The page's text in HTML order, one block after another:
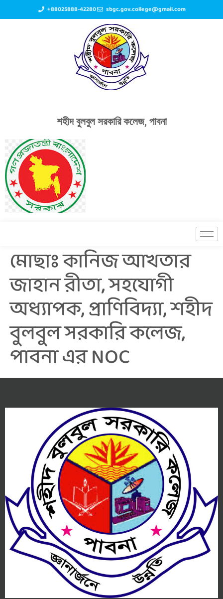
+88025888-42280 sbgc.gov.college@gmail.com
শহীদ বুলবুল সরকারি কলেজ, পাবনা
মোছাঃ কানিজ আখতার
জাহান রীতা, সহযোগী
অধ্যাপক, প্রাণিবিদ্যা, শহীদ
বুলবুল সরকারি কলেজ,
পাবনা এর NOC